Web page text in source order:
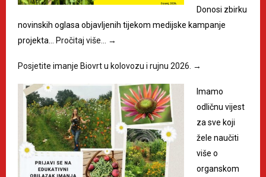
Donosi zbirku
novinskih oglasa objavljenih tijekom medijske kampanje
projekta…
Pročitaj više… →
Posjetite imanje Biovrt u kolovozu i rujnu 2026. →
Imamo
odličnu vijest
za sve koji
žele naučiti
više o
organskom